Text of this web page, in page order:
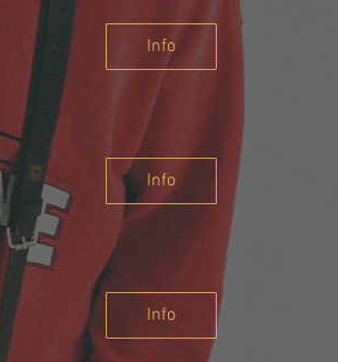
Info
Info
Info